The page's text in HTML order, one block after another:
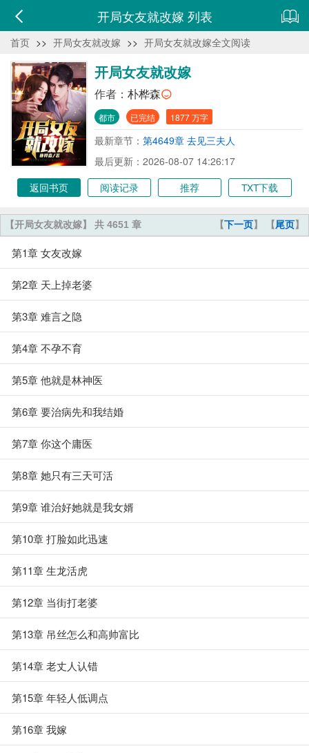
开局女友就改嫁 列表
首页 >> 开局女友就改嫁 >> 开局女友就改嫁全文阅读
开局女友就改嫁
作者： 朴桦森
都市 已完结 1877 万字
最新章节： 第4649章 去见三夫人
最后更新：2026-08-07 14:26:17
返回书页
阅读记录 推荐 TXT下载
【下一页】 【尾页】
【开局女友就改嫁】 共 4651 章
第1章 女友改嫁
第2章 天上掉老婆
第3章 难言之隐
第4章 不孕不育
第5章 他就是林神医
第6章 要治病先和我结婚
第7章 你这个庸医
第8章 她只有三天可活
第9章 谁治好她就是我女婿
第10章 打脸如此迅速
第11章 生龙活虎
第12章 当街打老婆
第13章 吊丝怎么和高帅富比
第14章 老丈人认错
第15章 年轻人低调点
第16章 我嫁